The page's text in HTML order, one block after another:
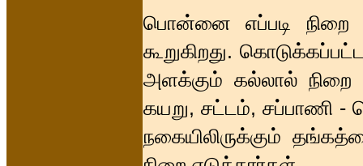
பொன்னை எப்படி நிறை
கூறுகிறது.
அளக்கும் கல்லால் நிறை
கயறு, சட்டம், சப்பாணி -
நகையிலிருக்கும்